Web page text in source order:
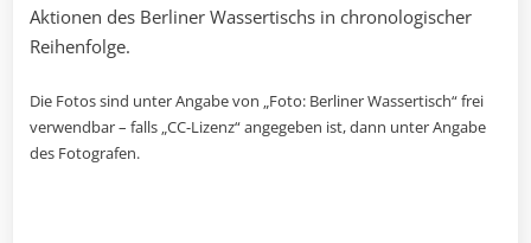
Aktionen des Berliner Wassertischs in chronologischer
Reihenfolge.
Die Fotos sind unter Angabe von „Foto: Berliner Wassertisch“ frei
verwendbar – falls „CC-Lizenz“ angegeben ist, dann unter Angabe
des Fotografen.